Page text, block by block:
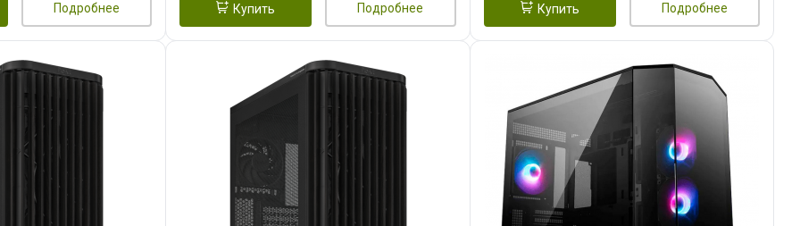
Подробнее Купить Подробнее Купить Подробнее